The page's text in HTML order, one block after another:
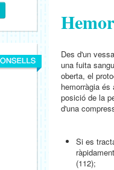
Des d'un
una fuita
oberta, el
hemorràgia és
posició de la
d'una
Si es
(112);